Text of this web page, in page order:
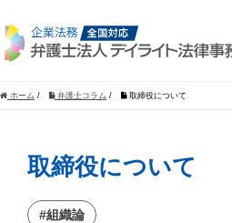
ホーム / 弁護士コラム / 取締役について
取締役について
#組織論